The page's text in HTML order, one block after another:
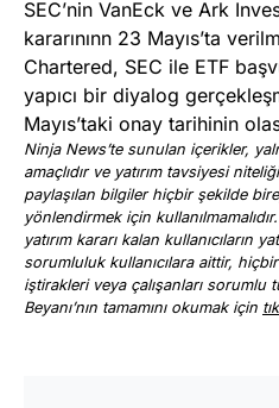
SEC’nin VanEck ve Ark
kararınınn 23 Mayıs’ta
Chartered, SEC ile ETF
yapıcı bir diyalog
Mayıs’taki onay tarihinin
Ninja News’te sunulan içerikler,
amaçlıdır ve yatırım tavsiyesi
paylaşılan bilgiler hiçbir şekilde
yönlendirmek için
yatırım kararı kalan kullanıcıların
sorumluluk kullanıcılara aittir,
iştirakleri veya çalışanları sorumlu
Beyanı’nın tamamını okumak için